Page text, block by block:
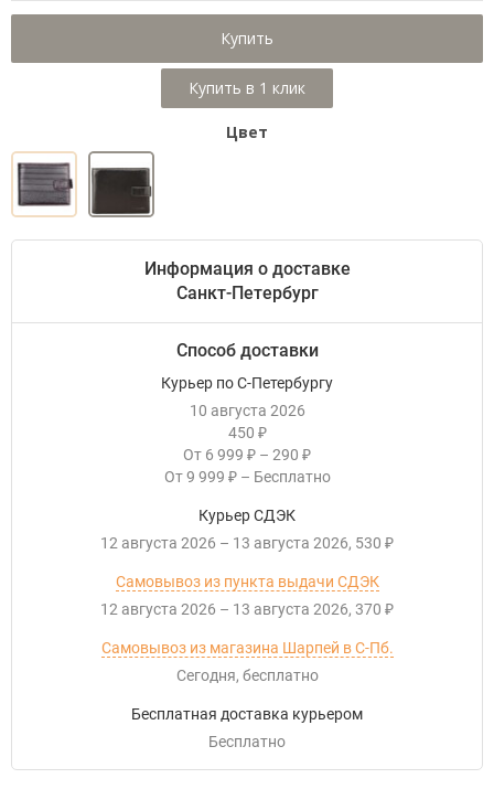
Купить
Цвет
Информация о доставке
Санкт-Петербург
Способ доставки
Курьер по С-Петербургу
10 августа 2026
450 ₽
От 6 999 ₽ – 290 ₽
От 9 999 ₽ – Бесплатно
Курьер СДЭК
12 августа 2026 – 13 августа 2026 530 ₽
Самовывоз из пункта выдачи СДЭК
12 августа 2026 – 13 августа 2026 370 ₽
Самовывоз из магазина Шарпей в С-Пб.
Сегодня
Бесплатно
Бесплатная доставка курьером
Бесплатно